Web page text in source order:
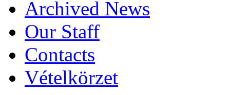
Archived News
Our Staff
Contacts
Vételkörzet